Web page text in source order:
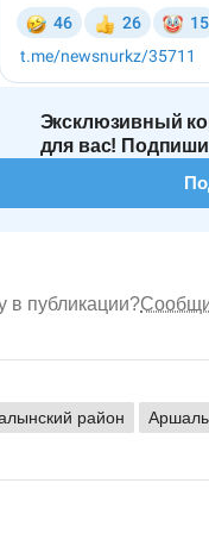
Эксклюзивный
для вас!
в публикации?
район